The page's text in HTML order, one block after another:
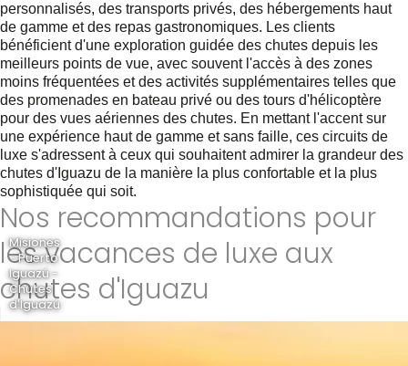
personnalisés, des transports privés, des hébergements haut
de gamme et des repas gastronomiques. Les clients
bénéficient d'une exploration guidée des chutes depuis les
meilleurs points de vue, avec souvent l'accès à des zones
moins fréquentées et des activités supplémentaires telles que
des promenades en bateau privé ou des tours d'hélicoptère
pour des vues aériennes des chutes. En mettant l'accent sur
une expérience haut de gamme et sans faille, ces circuits de
luxe s'adressent à ceux qui souhaitent admirer la grandeur des
chutes d'Iguazu de la manière la plus confortable et la plus
sophistiquée qui soit.
Nos recommandations pour
les vacances de luxe aux
chutes d'Iguazu
Misiones
- Puerto
Iguazú -
Chutes
d'Iguazú